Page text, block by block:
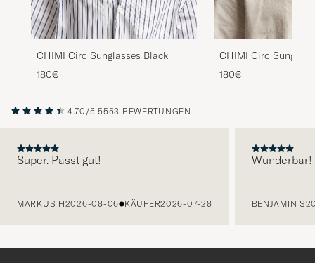
CHIMI Ciro Sunglasses Black
180€
CHIMI Ciro
180€
4.70/5 5553 BEWERTUNGEN
Super. Passt gut!
MARKUS H2026-08-06 KÄUFER2026-07-28
Wunderbar!
BENJAMIN S